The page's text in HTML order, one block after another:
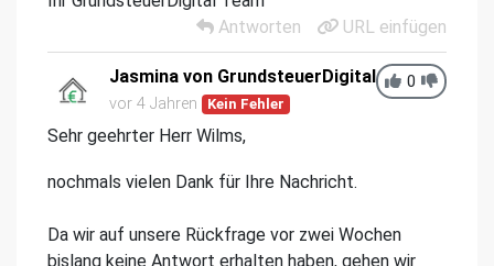
Antworten
URL einfügen
0
Jasmina von GrundsteuerDigital
vor 4 Jahren Kein Fehler
Sehr geehrter Herr Wilms,
nochmals vielen Dank für Ihre Nachricht.
Da wir auf unsere Rückfrage vor zwei Wochen
bislang keine Antwort erhalten haben, gehen wir